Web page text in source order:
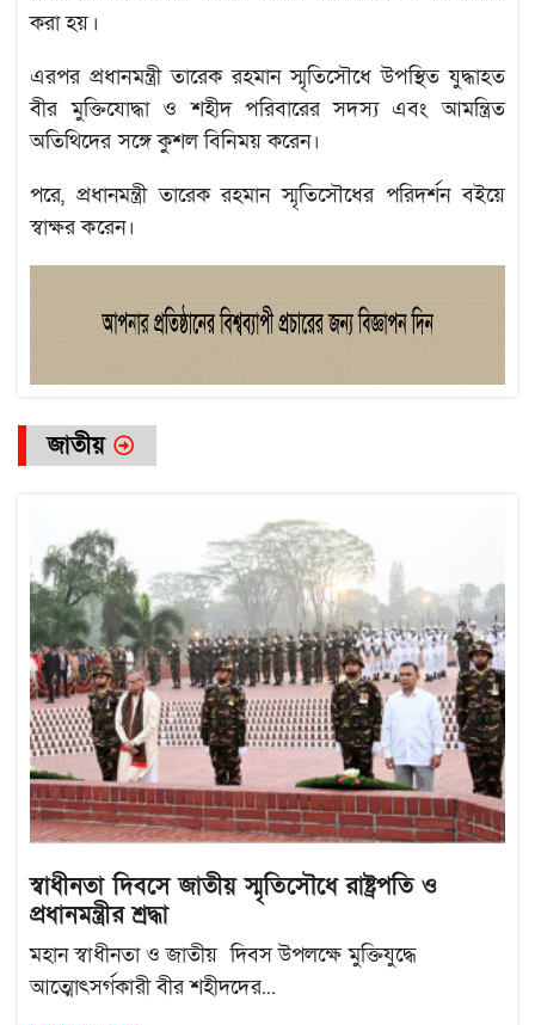
করা হয়।
এরপর প্রধানমন্ত্রী তারেক রহমান স্মৃতিসৌধে উপস্থিত যুদ্ধাহত
বীর মুক্তিযোদ্ধা ও শহীদ পরিবারের সদস্য এবং আমন্ত্রিত
অতিথিদের সঙ্গে কুশল বিনিময় করেন।
পরে, প্রধানমন্ত্রী তারেক রহমান স্মৃতিসৌধের পরিদর্শন বইয়ে
স্বাক্ষর করেন।
জাতীয়
স্বাধীনতা দিবসে জাতীয় স্মৃতিসৌধে রাষ্ট্রপতি ও
প্রধানমন্ত্রীর শ্রদ্ধা
মহান স্বাধীনতা ও জাতীয় দিবস উপলক্ষে মুক্তিযুদ্ধে
আত্মোৎসর্গকারী বীর শহীদদের...